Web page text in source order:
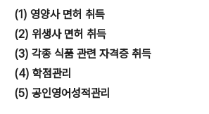
(1) 영양사 면허 취득
(2) 위생사 면허 취득
(3) 각종 식품 관련 자격증 취득
(4) 학점관리
(5) 공인영어성적관리